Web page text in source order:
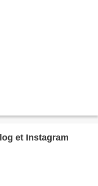
Article publié depuis Overblog et Instagram